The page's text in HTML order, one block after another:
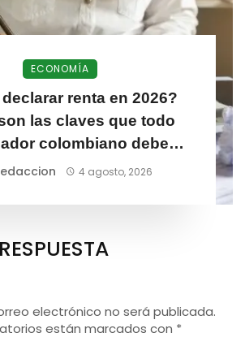
ECONOMÍA
renta en 2026?
las claves que todo
colombiano debe
conocer4 agosto, 2026
electrónico no será publicada.
están marcados con *